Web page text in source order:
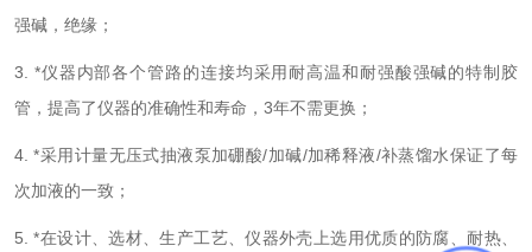
强碱，绝缘；
3. *仪器内部各个管路的连接均采用耐高温和耐强酸强碱的特制胶
管，提高了仪器的准确性和寿命，3年不需更换；
4. *采用计量无压式抽液泵加硼酸/加碱/加稀释液/补蒸馏水保证了每
次加液的一致；
5. *在设计、选材、生产工艺、仪器外壳上选用优质的防腐、耐热、